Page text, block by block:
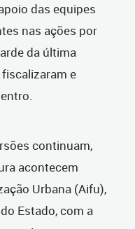
das equipes
nas ações por
da última
e
continuam,
acontecem
Urbana (Aifu),
Estado, com a